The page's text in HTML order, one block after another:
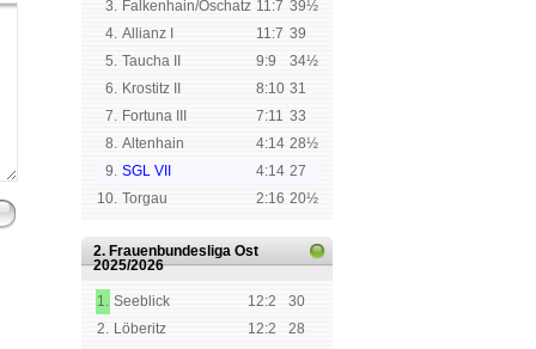
3. Falkenhain/Oschatz 11:7 39½
4. Allianz I 11:7 39
5. Taucha II 9:9
34½
6. Krostitz II 8:10 31
7. Fortuna III 7:11 33
8. Altenhain 4:14 28½
9. SGL VII 4:14 27
10. Torgau 2:16 20½
2. Frauenbundesliga Ost
2025/2026
1. Seeblick 12:2
30
2. Löberitz 12:2
28